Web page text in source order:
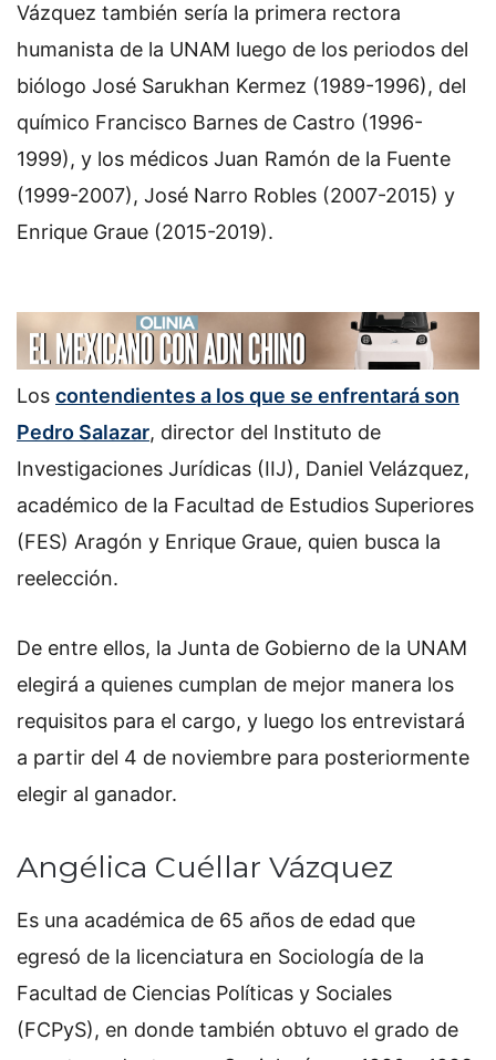
Vázquez también sería la primera rectora
humanista de la UNAM luego de los periodos del
biólogo José Sarukhan Kermez (1989-1996), del
químico Francisco Barnes de Castro (1996-
1999), y los médicos Juan Ramón de la Fuente
(1999-2007), José Narro Robles (2007-2015) y
Enrique Graue (2015-2019).
Los contendientes a los que se enfrentará son
Pedro Salazar, director del Instituto de
Investigaciones Jurídicas (IIJ), Daniel Velázquez,
académico de la Facultad de Estudios Superiores
(FES) Aragón y Enrique Graue, quien busca la
reelección.
De entre ellos, la Junta de Gobierno de la UNAM
elegirá a quienes cumplan de mejor manera los
requisitos para el cargo, y luego los entrevistará
a partir del 4 de noviembre para posteriormente
elegir al ganador.
Angélica Cuéllar Vázquez
Es una académica de 65 años de edad que
egresó de la licenciatura en Sociología de la
Facultad de Ciencias Políticas y Sociales
(FCPyS), en donde también obtuvo el grado de